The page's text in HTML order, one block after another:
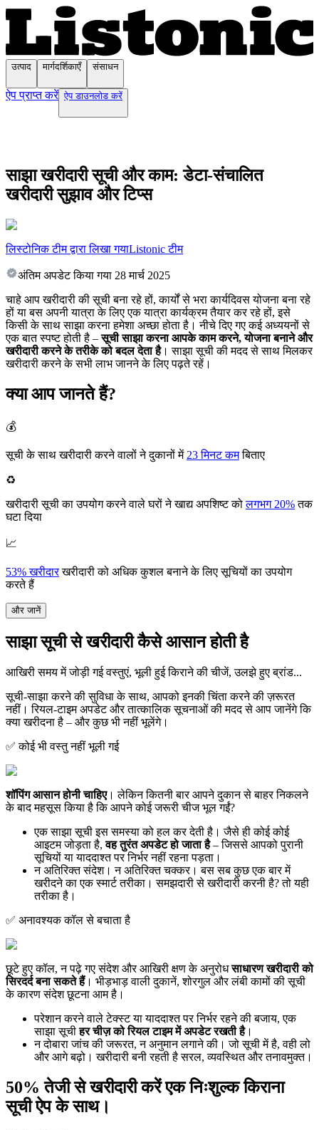
उत्पाद मार्गदर्शिकाएँ संसाधन
ऐप प्राप्त करें ऐप डाउनलोड करें
साझा खरीदारी सूची और काम: डेटा-संचालित
खरीदारी सुझाव और टिप्स
लिस्टोनिक टीम द्वारा लिखा गयाListonic टीम
अंतिम अपडेट किया गया 28 मार्च 2025
चाहे आप खरीदारी की सूची बना रहे हों, कार्यों से भरा कार्यदिवस योजना बना रहे
हों या बस अपनी यात्रा के लिए एक यात्रा कार्यक्रम तैयार कर रहे हों, इसे
किसी के साथ साझा करना हमेशा अच्छा होता है। नीचे दिए गए कई अध्ययनों से
एक बात स्पष्ट होती है –सूची साझा करना आपके काम करने, योजना बनाने और
खरीदारी करने के तरीके को बदल देता है। साझा सूची की मदद से साथ मिलकर
खरीदारी करने के सभी लाभ जानने के लिए पढ़ते रहें।
क्या आप जानते हैं?
💰
सूची के साथ खरीदारी करने वालों ने दुकानों में 23 मिनट कमबिताए
♻️
खरीदारी सूची का उपयोग करने वाले घरों ने खाद्य अपशिष्ट कोलगभग 20%तक
घटा दिया
📈
53% खरीदारखरीदारी को अधिक कुशल बनाने के लिए सूचियों का उपयोग
करते हैं
और जानें
साझा सूची से खरीदारी कैसे आसान होती है
आखिरी समय में जोड़ी गई वस्तुएं, भूली हुई किराने की चीजें, उलझे हुए ब्रांड...
सूची-साझा करने की सुविधा के साथ, आपको इनकी चिंता करने की ज़रूरत
नहीं। रियल-टाइम अपडेट और तात्कालिक सूचनाओं की मदद से आप जानेंगे कि
क्या खरीदना है – और कुछ भी नहीं भूलेंगे।
✅ कोई भी वस्तु नहीं भूली गई
शॉपिंग आसान होनी चाहिए। लेकिन कितनी बार आपने दुकान से बाहर निकलने
के बाद महसूस किया है कि आपने कोई जरूरी चीज भूल गईं?
एक साझा सूची इस समस्या को हल कर देती है। जैसे ही कोई कोई
आइटम जोड़ता है,वह तुरंत अपडेट हो जाता है– जिससे आपको पुरानी
सूचियों या याददाश्त पर निर्भर नहीं रहना पड़ता।
न अतिरिक्त संदेश। न अतिरिक्त चक्कर। बस सब कुछ एक बार में
खरीदने का एक स्मार्ट तरीका। समझदारी से खरीदारी करनी है? तो यही
तरीका है।
✅ अनावश्यक कॉल से बचाता है
छूटे हुए कॉल, न पढ़े गए संदेश और आखिरी क्षण के अनुरोधसाधारण खरीदारी को
सिरदर्द बना सकते हैं। भीड़भाड़ वाली दुकानें, शोरगुल और लंबी कामों की सूची
के कारण संदेश छूटना आम है।
परेशान करने वाले टेक्स्ट या याददाश्त पर निर्भर रहने की बजाय, एक
साझा सूचीहर चीज़ को रियल टाइम में अपडेट रखती है।
न दोबारा जांच की जरूरत, न अनुमान लगाने की। जो सूची में है, वही लो
और आगे बढ़ो। खरीदारी बनी रहती है सरल, व्यवस्थित और तनावमुक्त।
50% तेजी से खरीदारी करें एक निःशुल्क किराना
सूची ऐप के साथ।